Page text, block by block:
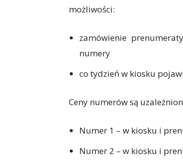
możliwości:
zamówienie
numery
co tydzień w kiosku
Ceny numerów są
Numer 1 – w kiosku i
Numer 2 – w kiosku i